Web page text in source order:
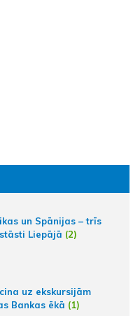
un Spānijas – trīs
Liepājā (2)
uz ekskursijām
Bankas ēkā (1)